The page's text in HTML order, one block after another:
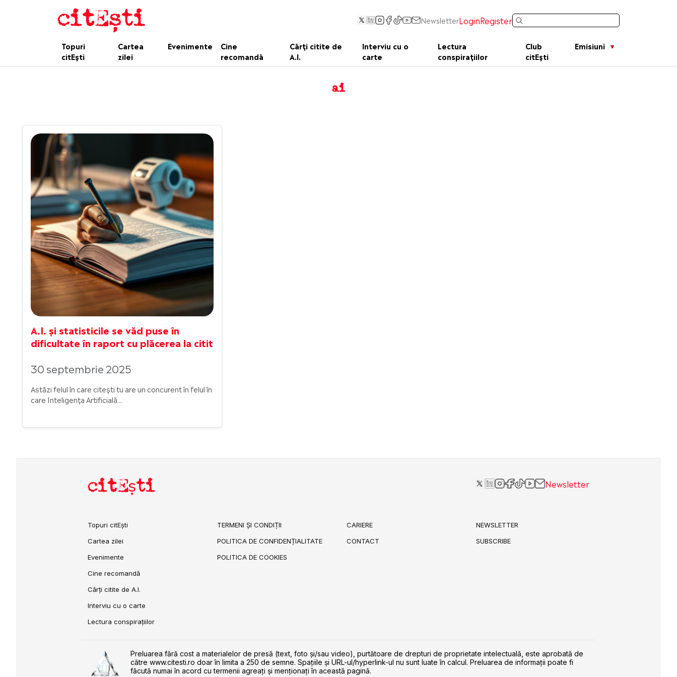
NewsletterLoginRegister
Topuri
citEști
Cartea
zilei
Evenimente
Cine
recomandă
Cărți citite de
A.I.
Interviu cu o
carte
Lectura
conspirațiilor
Club
citEști
Emisiuni
ai
A.I. și statisticile se văd puse în
dificultate în raport cu plăcerea la citit
30 septembrie 2025
Astăzi felul în care citești tu are un concurent în felul în
care Inteligența Artificială...
citEști Newsletter
Topuri citEști
Cartea zilei
Evenimente
Cine recomandă
Cărți citite de A.I.
Interviu cu o carte
Lectura conspirațiilor
TERMENI ȘI CONDIȚII
POLITICA DE CONFIDENȚIALITATE
POLITICA DE COOKIES
CARIERE
CONTACT
NEWSLETTER
SUBSCRIBE
Preluarea fără cost a materialelor de presă (text, foto și/sau video), purtătoare de drepturi de proprietate intelectuală, este aprobată de
către www.citesti.ro doar în limita a 250 de semne. Spaţiile şi URL-ul/hyperlink-ul nu sunt luate în calcul. Preluarea de informaţii poate fi
făcută numai în acord cu termenii agreaţi şi menţionaţi în această pagină.